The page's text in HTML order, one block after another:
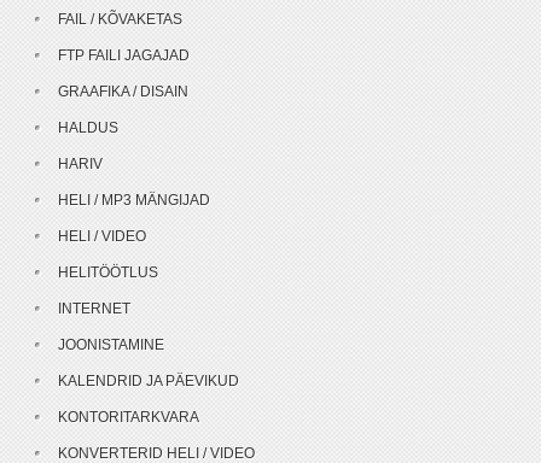
FAIL / KÕVAKETAS
FTP FAILI JAGAJAD
GRAAFIKA / DISAIN
HALDUS
HARIV
HELI / MP3 MÄNGIJAD
HELI / VIDEO
HELITÖÖTLUS
INTERNET
JOONISTAMINE
KALENDRID JA PÄEVIKUD
KONTORITARKVARA
KONVERTERID HELI / VIDEO